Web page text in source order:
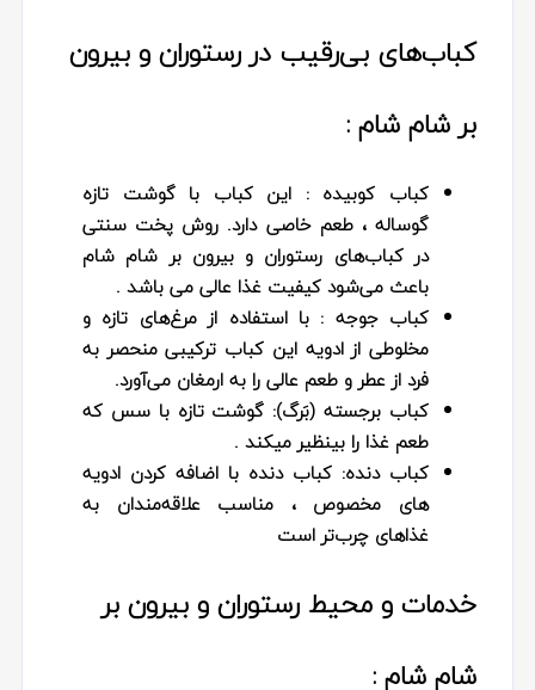
کباب‌های بی‌رقیب در رستوران و بیرون
بر شام شام :
کباب کوبیده : این کباب با گوشت تازه
گوساله ، طعم خاصی دارد. روش پخت سنتی
در کباب‌های رستوران و بیرون بر شام شام
باعث می‌شود کیفیت غذا عالی می باشد .
کباب جوجه :با استفاده از مرغ‌های تازه و
مخلوطی از ادویه این کباب ترکیبی منحصر به
فرد از عطر و طعم عالی را به ارمغان می‌آورد.
کباب برجسته (بَرگ): گوشت تازه با سس که
طعم غذا را بینظیر میکند .
کباب دنده: کباب دنده با اضافه کردن ادویه
های مخصوص ، مناسب علاقه‌مندان به
غذاهای چرب‌تر است
خدمات و محیط رستوران و بیرون بر
شام شام :